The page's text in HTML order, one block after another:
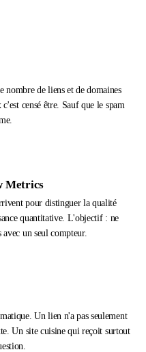
nombre de liens et de domaines
censé être. Sauf que le spam
Metrics
pour distinguer la qualité
quantitative. L'objectif : ne
un seul compteur.
Un lien n'a pas seulement
Un site cuisine qui reçoit surtout